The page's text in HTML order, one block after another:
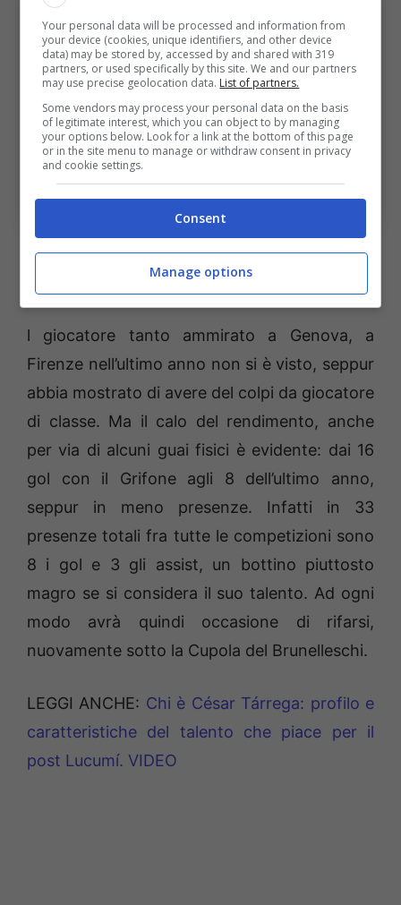
Albert Gudmundsson (Photo by Gabriele
Maltinti/Getty Images Via OneFootball)
Gudmundsson, i numeri della
sua stagione
l giocatore tanto ammirato a Genova, a
Firenze nell’ultimo anno non si è visto, seppur
abbia mostrato di avere del colpi da giocatore
di classe. Ma il calo del rendimento, anche
per via di alcuni guai fisici è evidente: dai 16
gol con il Grifone agli 8 dell’ultimo anno,
seppur in meno presenze. Infatti in 33
presenze totali fra tutte le competizioni sono
8 i gol e 3 gli assist, un bottino piuttosto
magro se si considera il suo talento. Ad ogni
modo avrà quindi occasione di rifarsi,
nuovamente sotto la Cupola del Brunelleschi.
LEGGI ANCHE: Chi è César Tárrega: profilo e
caratteristiche del talento che piace per il
post Lucumí. VIDEO
Your personal data will be processed and information from
your device (cookies, unique identifiers, and other device
data) may be stored by, accessed by and shared with 319
partners, or used specifically by this site. We and our partners
may use precise geolocation data. List of partners.
Some vendors may process your personal data on the basis
of legitimate interest, which you can object to by managing
your options below. Look for a link at the bottom of this page
or in the site menu to manage or withdraw consent in privacy
and cookie settings.
Consent
Manage options